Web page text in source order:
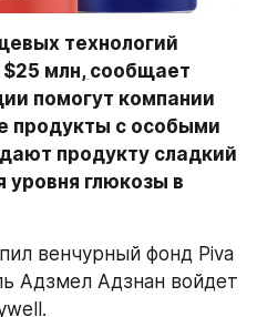
технологий
млн, сообщает
помогут компании
продукты с особыми
продукту сладкий
уровня глюкозы в
венчурный фонд Piva
Адзмел Адзнан войдет